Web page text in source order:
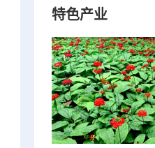
特色产业